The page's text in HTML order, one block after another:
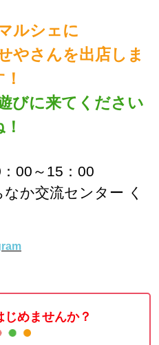
ルシェに
やさんを出店しま
びに来てください
00～15：00
か交流センター く
めませんか？